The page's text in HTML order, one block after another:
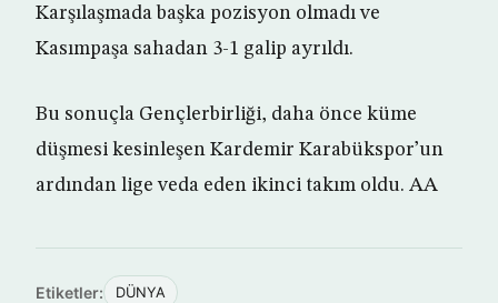
Karşılaşmada başka pozisyon olmadı ve
Kasımpaşa sahadan 3-1 galip ayrıldı.
Bu sonuçla Gençlerbirliği, daha önce küme
düşmesi kesinleşen Kardemir Karabükspor’un
ardından lige veda eden ikinci takım oldu. AA
Etiketler: DÜNYA